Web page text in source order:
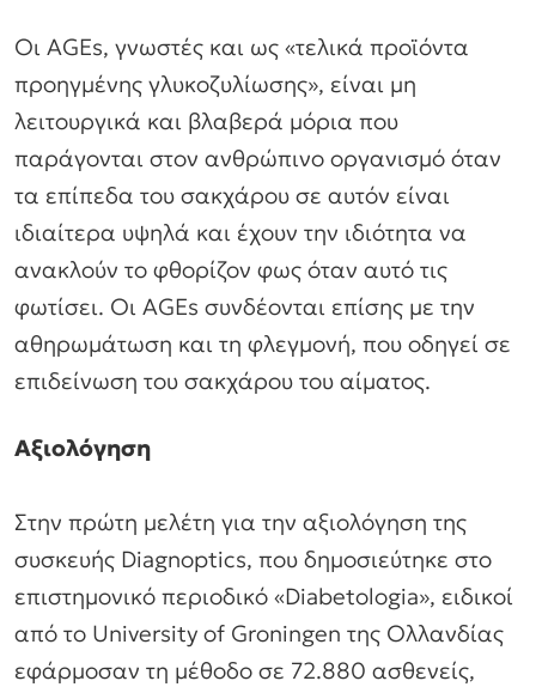
Οι AGEs, γνωστές και ως «τελικά προϊόντα
προηγμένης γλυκοζυλίωσης», είναι μη
λειτουργικά και βλαβερά μόρια που
παράγονται στον ανθρώπινο οργανισμό όταν
τα επίπεδα του σακχάρου σε αυτόν είναι
ιδιαίτερα υψηλά και έχουν την ιδιότητα να
ανακλούν το φθορίζον φως όταν αυτό τις
φωτίσει. Οι AGEs συνδέονται επίσης με την
αθηρωμάτωση και τη φλεγμονή, που οδηγεί σε
επιδείνωση του σακχάρου του αίματος.
Αξιολόγηση
Στην πρώτη μελέτη για την αξιολόγηση της
συσκευής Diagnoptics, που δημοσιεύτηκε στο
επιστημονικό περιοδικό «Diabetologia», ειδικοί
από το University of Groningen της Ολλανδίας
εφάρμοσαν τη μέθοδο σε 72.880 ασθενείς,